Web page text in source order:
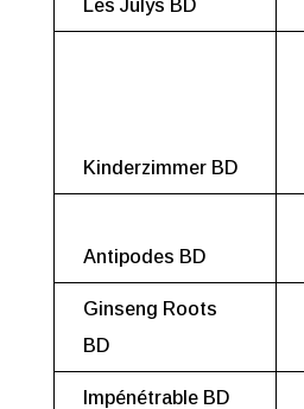
Les Julys BD
Kinderzimmer BD
Antipodes BD
Ginseng Roots
BD
Impénétrable BD